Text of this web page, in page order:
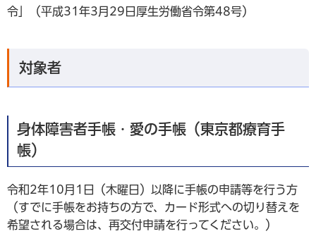
令」（平成31年3月29日厚生労働省令第48号）
対象者
身体障害者手帳・愛の手帳（東京都療育手
帳）
令和2年10月1日（木曜日）以降に手帳の申請等を行う方
（すでに手帳をお持ちの方で、カード形式への切り替えを
希望される場合は、再交付申請を行ってください。）